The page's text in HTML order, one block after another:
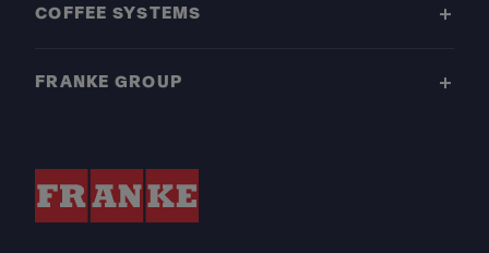
COFFEE SYSTEMS
FRANKE GROUP